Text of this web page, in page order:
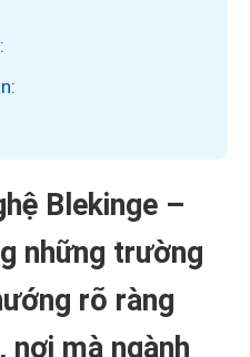
Blekinge –
những trường
rõ ràng
nơi mà ngành